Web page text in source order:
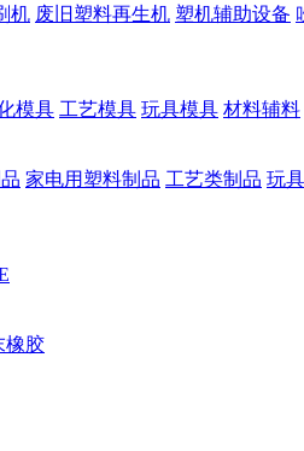
机 废旧塑料再生机 塑机辅助设备
模具 工艺模具 玩具模具 材料辅料
家电用塑料制品 工艺类制品 玩
橡胶